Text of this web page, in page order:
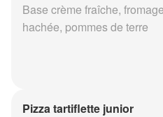
Base crème fraîche,
hachée, pommes de terre
Pizza tartiflette junior